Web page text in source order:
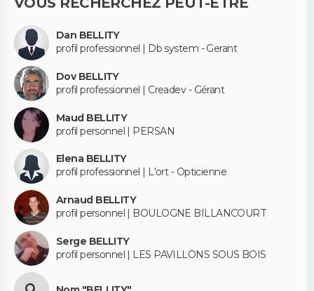
Dan BELLITY
profil professionnel | Db system - Gerant
Dov BELLITY
profil professionnel | Creadev - Gérant
Maud BELLITY
profil personnel | PERSAN
Elena BELLITY
profil professionnel | L'ort - Opticienne
Arnaud BELLITY
profil personnel | BOULOGNE BILLANCOURT
Serge BELLITY
profil personnel | LES PAVILLONS SOUS BOIS